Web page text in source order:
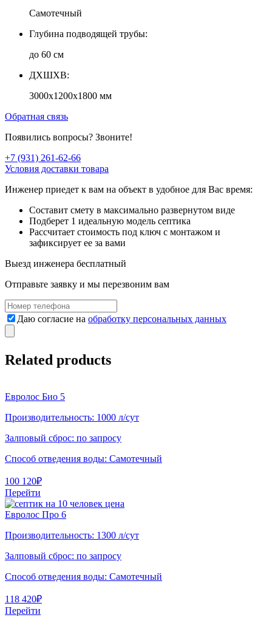
Самотечный
Глубина подводящей трубы:
до 60 см
ДXШXВ:
3000x1200x1800 мм
Обратная связь
Появились вопросы? Звоните!
+7 (931) 261-62-66
Условия доставки товара
Инженер приедет к вам на объект в удобное для Вас время:
Составит смету в максимально развернутом виде
Подберет 1 идеальную модель септика
Рассчитает стоимость под ключ с монтажом и
зафиксирует ее за вами
Выезд инженера бесплатный
Отправьте заявку и мы перезвоним вам
Даю согласие на обработку персональных данных
Related products
Евролос Био 5
Производительность: 1000 л/сут
Залповый сброс: по запросу
Способ отведения воды: Самотечный
100 120₽
Перейти
Евролос Про 6
Производительность: 1300 л/сут
Залповый сброс: по запросу
Способ отведения воды: Самотечный
118 420₽
Перейти